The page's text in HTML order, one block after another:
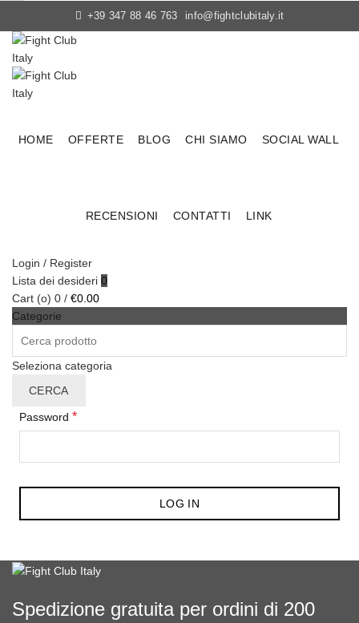
+39 347 88 46 763 info@fightclubitaly.it
HOME OFFERTE BLOG CHI SIAMO SOCIAL WALL
RECENSIONI CONTATTI LINK
Login / Register
Lista dei desideri 0
Cart (o) 0 / €0.00
Categorie
Seleziona categoria
CERCA
Password *
LOG IN
Spedizione gratuita per ordini di 200